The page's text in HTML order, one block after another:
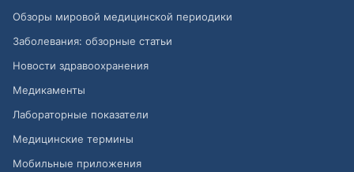
Обзоры мировой медицинской периодики
Заболевания: обзорные статьи
Новости здравоохранения
Медикаменты
Лабораторные показатели
Медицинские термины
Мобильные приложения